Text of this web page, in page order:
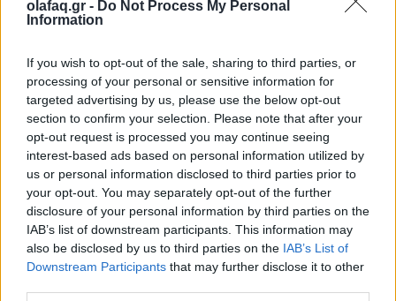
olafaq.gr - Do Not Process My Personal
Information
If you wish to opt-out of the sale, sharing to third parties, or
processing of your personal or sensitive information for
targeted advertising by us, please use the below opt-out
section to confirm your selection. Please note that after your
opt-out request is processed you may continue seeing
interest-based ads based on personal information utilized by
us or personal information disclosed to third parties prior to
your opt-out. You may separately opt-out of the further
disclosure of your personal information by third parties on the
IAB’s list of downstream participants. This information may
also be disclosed by us to third parties on the IAB’s List of
Downstream Participants that may further disclose it to other
στα τέσσερα.
Πολλά παιδιάαναπνέουν τοξικό αέρα στο εσωτερικό
των σπιτιών τους και στο εξωτερικό, ειδικά στο
Μεξικό, αντίθετα με ό,τι συμβαίνει στηΦινλανδία
και στηνΙαπωνία, τονίζεται στην έκθεση. Στο
Βέλγιο, στο Ισραήλ, στηνΟλλανδία, στην
Πολωνία, στηνΤσεχίακαι στηνΕλβετία, πάνω από
ένα παιδί στα 12 εκτίθεται σευψηλά επίπεδα
μόλυνσης από εντομοκτόνα.